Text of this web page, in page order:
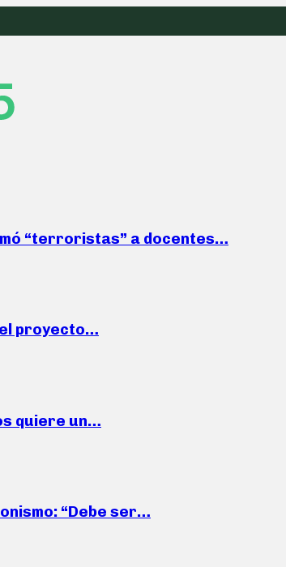
“terroristas” a docentes…
proyecto…
quiere un…
“Debe ser…